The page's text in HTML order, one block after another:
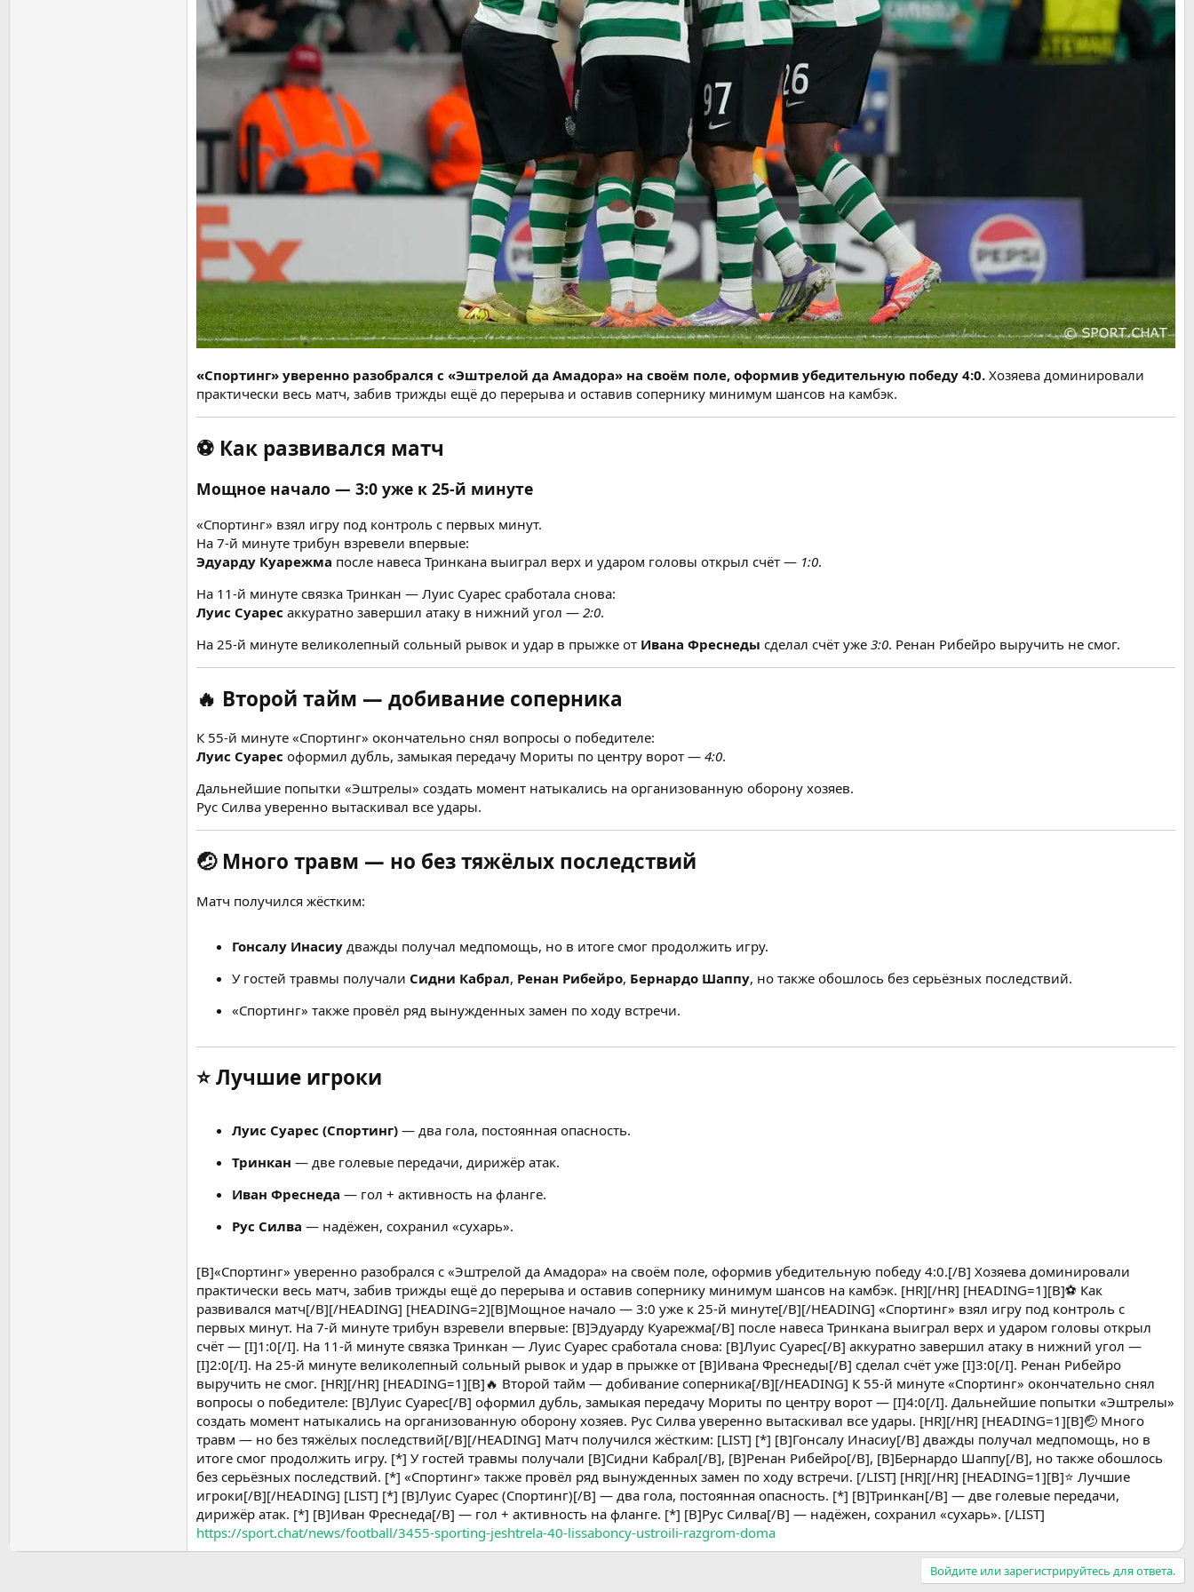
«Спортинг» уверенно разобрался с «Эштрелой да Амадора» на своём поле, оформив убедительную победу 4:0. Хозяева доминировали
практически весь матч, забив трижды ещё до перерыва и оставив сопернику минимум шансов на камбэк.
⚽ Как развивался матч
Мощное начало — 3:0 уже к 25-й минуте
«Спортинг» взял игру под контроль с первых минут.
На 7-й минуте трибун взревели впервые:
Эдуарду Куарежма после навеса Тринкана выиграл верх и ударом головы открыл счёт — 1:0.
На 11-й минуте связка Тринкан — Луис Суарес сработала снова:
Луис Суарес аккуратно завершил атаку в нижний угол — 2:0.
На 25-й минуте великолепный сольный рывок и удар в прыжке от Ивана Фреснеды сделал счёт уже 3:0. Ренан Рибейро выручить не смог.
🔥 Второй тайм — добивание соперника
К 55-й минуте «Спортинг» окончательно снял вопросы о победителе:
Луис Суарес оформил дубль, замыкая передачу Мориты по центру ворот — 4:0.
Дальнейшие попытки «Эштрелы» создать момент натыкались на организованную оборону хозяев.
Рус Силва уверенно вытаскивал все удары.
🤕 Много травм — но без тяжёлых последствий
Матч получился жёстким:
Гонсалу Инасиу дважды получал медпомощь, но в итоге смог продолжить игру.
У гостей травмы получали Сидни Кабрал, Ренан Рибейро, Бернардо Шаппу, но также обошлось без серьёзных последствий.
«Спортинг» также провёл ряд вынужденных замен по ходу встречи.
⭐ Лучшие игроки
Луис Суарес (Спортинг) — два гола, постоянная опасность.
Тринкан — две голевые передачи, дирижёр атак.
Иван Фреснеда — гол + активность на фланге.
Рус Силва — надёжен, сохранил «сухарь».
[B]«Спортинг» уверенно разобрался с «Эштрелой да Амадора» на своём поле, оформив убедительную победу 4:0.[/B] Хозяева доминировали
практически весь матч, забив трижды ещё до перерыва и оставив сопернику минимум шансов на камбэк. [HR][/HR] [HEADING=1][B]⚽ Как
развивался матч[/B][/HEADING] [HEADING=2][B]Мощное начало — 3:0 уже к 25-й минуте[/B][/HEADING] «Спортинг» взял игру под контроль с
первых минут. На 7-й минуте трибун взревели впервые: [B]Эдуарду Куарежма[/B] после навеса Тринкана выиграл верх и ударом головы открыл
счёт — [I]1:0[/I]. На 11-й минуте связка Тринкан — Луис Суарес сработала снова: [B]Луис Суарес[/B] аккуратно завершил атаку в нижний угол —
[I]2:0[/I]. На 25-й минуте великолепный сольный рывок и удар в прыжке от [B]Ивана Фреснеды[/B] сделал счёт уже [I]3:0[/I]. Ренан Рибейро
выручить не смог. [HR][/HR] [HEADING=1][B]🔥 Второй тайм — добивание соперника[/B][/HEADING] К 55-й минуте «Спортинг» окончательно снял
вопросы о победителе: [B]Луис Суарес[/B] оформил дубль, замыкая передачу Мориты по центру ворот — [I]4:0[/I]. Дальнейшие попытки «Эштрелы»
создать момент натыкались на организованную оборону хозяев. Рус Силва уверенно вытаскивал все удары. [HR][/HR] [HEADING=1][B]🤕 Много
травм — но без тяжёлых последствий[/B][/HEADING] Матч получился жёстким: [LIST] [*] [B]Гонсалу Инасиу[/B] дважды получал медпомощь, но в
итоге смог продолжить игру. [*] У гостей травмы получали [B]Сидни Кабрал[/B], [B]Ренан Рибейро[/B], [B]Бернардо Шаппу[/B], но также обошлось
без серьёзных последствий. [*] «Спортинг» также провёл ряд вынужденных замен по ходу встречи. [/LIST] [HR][/HR] [HEADING=1][B]⭐ Лучшие
игроки[/B][/HEADING] [LIST] [*] [B]Луис Суарес (Спортинг)[/B] — два гола, постоянная опасность. [*] [B]Тринкан[/B] — две голевые передачи,
дирижёр атак. [*] [B]Иван Фреснеда[/B] — гол + активность на фланге. [*] [B]Рус Силва[/B] — надёжен, сохранил «сухарь». [/LIST]
https://sport.chat/news/football/3455-sporting-jeshtrela-40-lissaboncy-ustroili-razgrom-doma
Войдите или зарегистрируйтесь для ответа.